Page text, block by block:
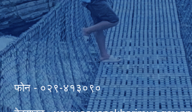
फोन - ०२९-४१३०९०